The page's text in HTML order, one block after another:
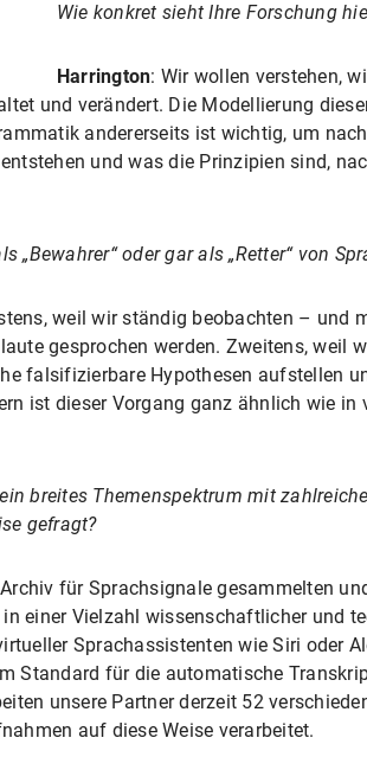
Wie konkret sieht Ihre Forschung
Harrington: Wir wollen verstehen,
und verändert. Die Modellierung
andererseits ist wichtig, um
und was die Prinzipien sind,
„Bewahrer“ oder gar als „Retter“ von
weil wir ständig beobachten – und
gesprochen werden. Zweitens, weil
falsifizierbare Hypothesen aufstellen
ist dieser Vorgang ganz ähnlich wie in
breites Themenspektrum mit
gefragt?
für Sprachsignale gesammelten
einer Vielzahl wissenschaftlicher und
Sprachassistenten wie Siri oder
Standard für die automatische
unsere Partner derzeit 52
auf diese Weise verarbeitet.